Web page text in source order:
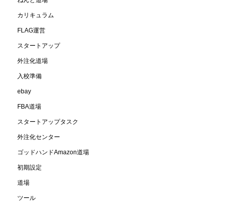
カリキュラム
FLAG運営
スタートアップ
外注化道場
入校準備
ebay
FBA道場
スタートアップタスク
外注化センター
ゴッドハンドAmazon道場
初期設定
道場
ツール